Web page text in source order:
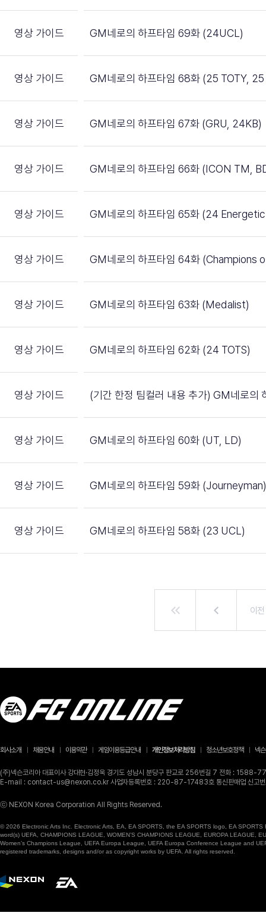
영상 가이드 GM네로의 하프타임 69화 (24UCL)
영상 가이드 GM네로의 하프타임 68화 (25 TOTY,
영상 가이드 GM네로의 하프타임 67화 (GRU, 24KB)
영상 가이드 GM네로의 하프타임 66화 (ICON TM,
영상 가이드 GM네로의 하프타임 65화 (24
영상 가이드 GM네로의 하프타임 64화 (Champions
영상 가이드 GM네로의 하프타임 63화 (Medalist)
영상 가이드 GM네로의 하프타임 62화 (24 TOTS)
영상 가이드 (기간 한정 팀컬러 내용 추가) GM네로의
영상 가이드 GM네로의 하프타임 60화 (UT, LD)
영상 가이드 GM네로의 하프타임 59화 (Journeyman)
영상 가이드 GM네로의 하프타임 58화 (23 UCL)
이전
회사소개 채용안내 이용약관 게임이용등급안내 개인정보처리방침 청소년보호정책 넥
(주)넥슨코리아 대표이사 강대현·김정욱 경기도 성남시 분당구 판교로 256번길 7 전화 :
E-mail : contact-us@nexon.co.kr 사업자등록번호 : 220-87-17483호 통신판매업 신고
ⓒ NEXON Korea Corporation All Rights Reserved.
© 2026 Electronic Arts Inc. Electronic Arts, EA, EA SPORTS, the EA SPORTS logo, EA
word(s) UEFA, CHAMPIONS LEAGUE, WOMEN’S CHAMPIONS LEAGUE, EUROPA LEAGUE,
Women’s Champions League, UEFA Europa League, UEFA Europa Conference League and
registered trademarks, designs and/or as copyright works by UEFA. All rights reserved.